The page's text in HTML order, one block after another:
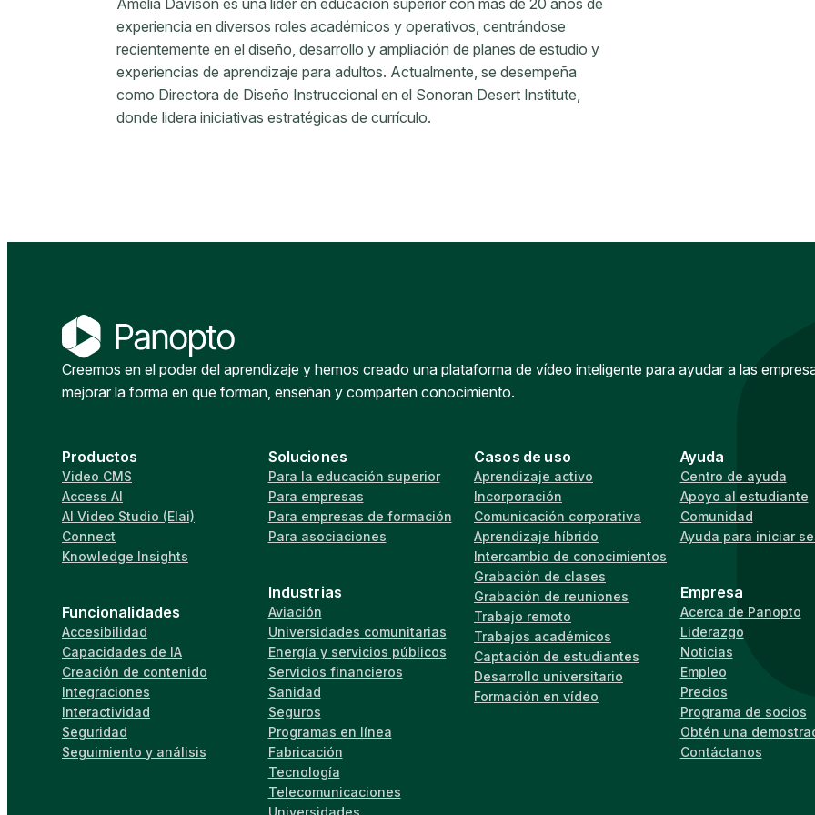
Amelia Davison es una líder en educación superior con más de 20 años de
experiencia en diversos roles académicos y operativos, centrándose
recientemente en el diseño, desarrollo y ampliación de planes de estudio y
experiencias de aprendizaje para adultos. Actualmente, se desempeña
como Directora de Diseño Instruccional en el Sonoran Desert Institute,
donde lidera iniciativas estratégicas de currículo.
Creemos en el poder del aprendizaje y hemos creado una plataforma de vídeo inteligente para ayudar a las
mejorar la forma en que forman, enseñan y comparten conocimiento.
Productos
Video CMS
Access AI
AI Video Studio (Elai)
Connect
Knowledge Insights
Funcionalidades
Accesibilidad
Capacidades de IA
Creación de contenido
Integraciones
Interactividad
Seguridad
Seguimiento y análisis
Soluciones
Para la educación superior
Para empresas
Para empresas de formación
Para asociaciones
Industrias
Aviación
Universidades comunitarias
Energía y servicios públicos
Servicios financieros
Sanidad
Seguros
Programas en línea
Fabricación
Tecnología
Telecomunicaciones
Universidades
Casos de uso
Aprendizaje activo
Incorporación
Comunicación corporativa
Aprendizaje híbrido
Intercambio de conocimientos
Grabación de clases
Grabación de reuniones
Trabajo remoto
Trabajos académicos
Captación de estudiantes
Desarrollo universitario
Formación en vídeo
Ayuda
Centro de ayuda
Apoyo al estudiante
Comunidad
Ayuda para iniciar
Empresa
Acerca de Panopto
Liderazgo
Noticias
Empleo
Precios
Programa de socios
Obtén una
Contáctanos